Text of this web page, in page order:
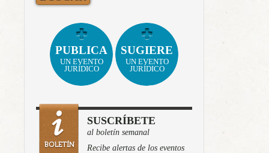
PUBLICA
UN EVENTO
JURÍDICO
SUGIERE
UN EVENTO
JURÍDICO
SUSCRÍBETE
al boletín semanal
Recibe alertas de los eventos